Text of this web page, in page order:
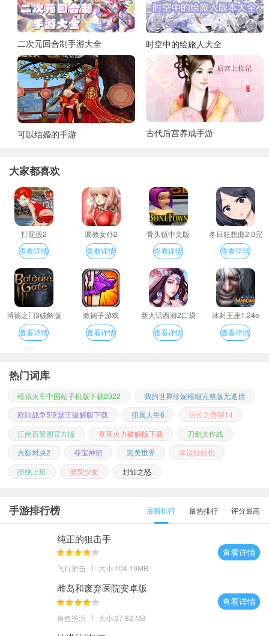
二次元回合制手游大全 时空中的绘旅人大全
可以结婚的手游 古代后宫养成手游
大家都喜欢
打屁股2
查看详情
调教女仆2
查看详情
骨头镇中文版
查看详情
冬日狂想曲2.0完
整汉化版
查看详情
博德之门3破解版
查看详情
掀裙子游戏
查看详情
新大话西游2口袋
版
查看详情
冰封王座1.24e
查看详情
热门词库
模拟火车中国站手机版下载2022
我的世界珍妮模组完整版无遮挡
欧陆战争5亚瑟王破解版下载
扭蛋人生6
信长之野望14
江南百景图官方版
垂直火力破解版下载
刀剑大作战
火影对决2
夺宝神箭 完美世界
幸运娃娃机
拒绝上班
灵契少女 封仙之怒
手游排行榜 最新排行 最热排行 评分最高
纯正的狙击手
飞行射击 大小:104.19MB
查看详情
雌岛和废弃医院安卓版
角色扮演 大小:37.82 MB
查看详情